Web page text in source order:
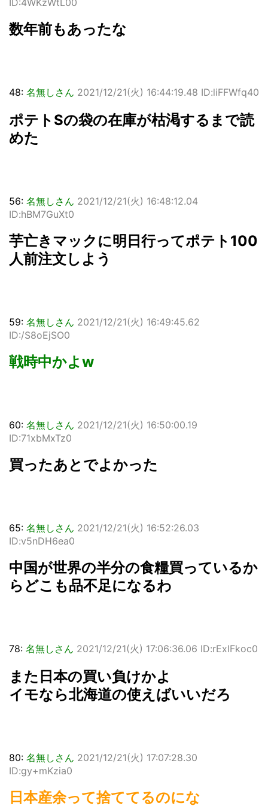
数年前もあったな
48: 名無しさん 2021/12/21(火) 16:44:19.48 ID:liFFWfq40
ポテトSの袋の在庫が枯渇するまで読
めた
56: 名無しさん 2021/12/21(火) 16:48:12.04
ID:hBM7GuXt0
芋亡きマックに明日行ってポテト100
人前注文しよう
59: 名無しさん 2021/12/21(火) 16:49:45.62
ID:/S8oEjSO0
戦時中かよw
60: 名無しさん 2021/12/21(火) 16:50:00.19
ID:71xbMxTz0
買ったあとでよかった
65: 名無しさん 2021/12/21(火) 16:52:26.03
ID:v5nDH6ea0
中国が世界の半分の食糧買っているか
らどこも品不足になるわ
78: 名無しさん 2021/12/21(火) 17:06:36.06 ID:rExIFkoc0
また日本の買い負けかよ
イモなら北海道の使えばいいだろ
80: 名無しさん 2021/12/21(火) 17:07:28.30
ID:gy+mKzia0
日本産余って捨ててるのにな